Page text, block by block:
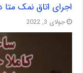
اجرای اتاق نمک متا
جولای 3, 2022